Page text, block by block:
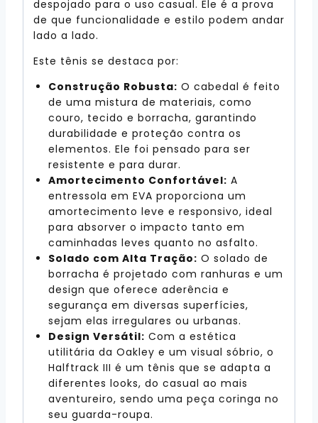
despojado para o uso casual. Ele é a prova
de que funcionalidade e estilo podem andar
lado a lado.
Este tênis se destaca por:
Construção Robusta: O cabedal é feito
de uma mistura de materiais, como
couro, tecido e borracha, garantindo
durabilidade e proteção contra os
elementos. Ele foi pensado para ser
resistente e para durar.
Amortecimento Confortável: A
entressola em EVA proporciona um
amortecimento leve e responsivo, ideal
para absorver o impacto tanto em
caminhadas leves quanto no asfalto.
Solado com Alta Tração: O solado de
borracha é projetado com ranhuras e um
design que oferece aderência e
segurança em diversas superfícies,
sejam elas irregulares ou urbanas.
Design Versátil: Com a estética
utilitária da Oakley e um visual sóbrio, o
Halftrack III é um tênis que se adapta a
diferentes looks, do casual ao mais
aventureiro, sendo uma peça coringa no
seu guarda-roupa.